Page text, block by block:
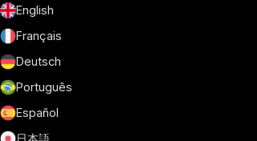
English
Français
Deutsch
Português
Español
日本語